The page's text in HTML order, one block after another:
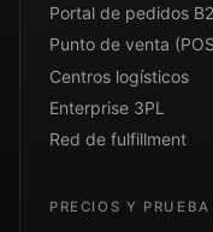
Portal de pedidos
Punto de venta
Centros logísticos
Enterprise 3PL
Red de fulfillment
PRECIOS Y